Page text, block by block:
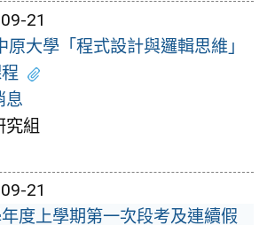
21
原大學「程式設計與邏輯思維」
息
究組
21
度上學期第一次段考及連續假